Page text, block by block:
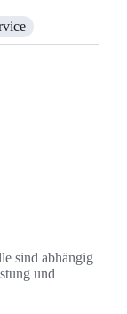
sind abhängig
und